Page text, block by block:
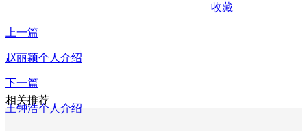
收藏
上一篇
赵丽颖个人介绍
下一篇
王钟浩个人介绍
相关推荐